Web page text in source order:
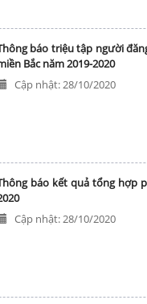
báo triệu tập người
Bắc năm 2019-2020
Cập nhật: 28/10/2020
báo kết quả tổng hợp
Cập nhật: 28/10/2020